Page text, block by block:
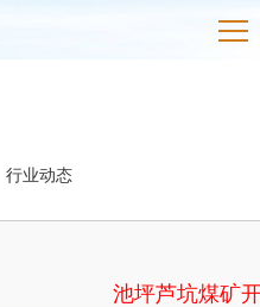
行业动态
池坪芦坑煤矿